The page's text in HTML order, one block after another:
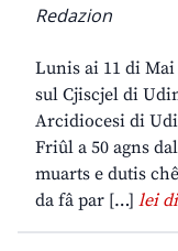
Redazion
Lunis ai 11 di Mai
sul Cjiscjel di
Arcidiocesi di
Friûl a 50 agns
muarts e dutis
da fâ par […] lei